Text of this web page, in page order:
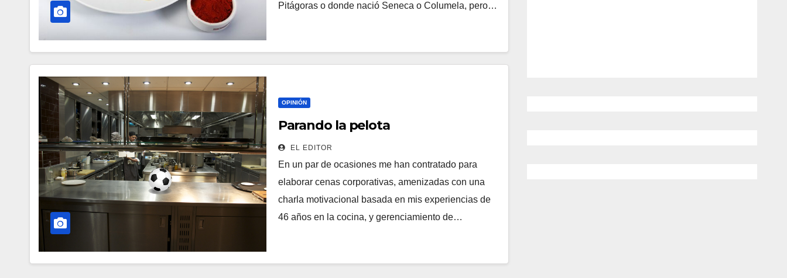
Pitágoras o donde nació Seneca o Columela, pero…
OPINIÓN
Parando la pelota
EL EDITOR
En un par de ocasiones me han contratado para
elaborar cenas corporativas, amenizadas con una
charla motivacional basada en mis experiencias de
46 años en la cocina, y gerenciamiento de…